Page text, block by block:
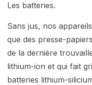
Les batteries.
Sans jus, nos
que des presse-
de la dernière
lithium-ion et qui fait
batteries lithium-